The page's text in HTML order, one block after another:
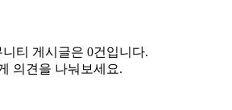
티 게시글은 0건입니다.
의견을 나눠보세요.